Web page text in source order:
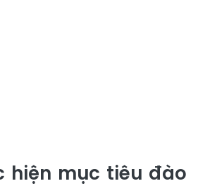
hiện mục tiêu đào